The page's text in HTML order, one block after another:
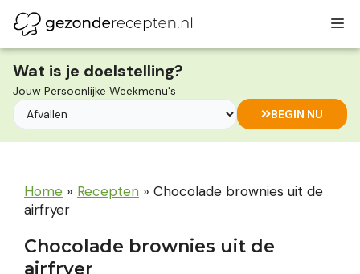
naar
de
inhoud
Wat is je doelstelling?
Jouw Persoonlijke Weekmenu's
BEGIN NU
Home » Recepten » Chocolade brownies uit de
airfryer
Chocolade brownies uit de
airfryer